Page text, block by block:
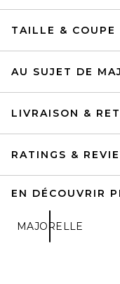
Black
$260 Prix
$489
TAILLE & COUPE
AU SUJET DE
LIVRAISON &
RATINGS &
EN DÉCOUVRIR
MAJORELLE